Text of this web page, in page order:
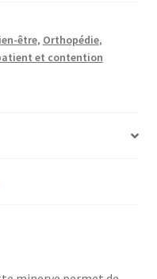
être, Orthopédie,
et contention